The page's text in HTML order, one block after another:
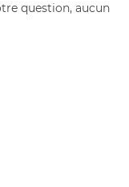
question, aucun